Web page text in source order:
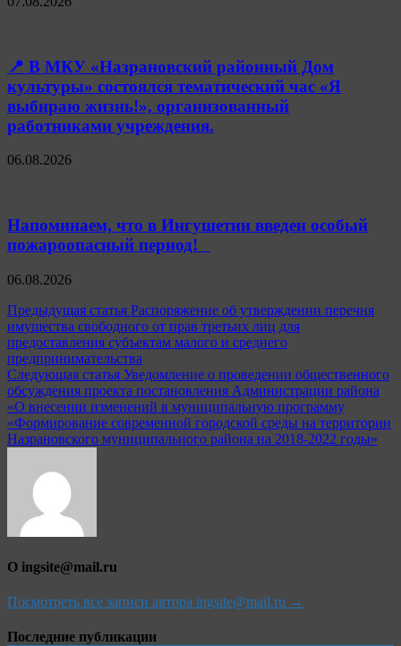
📍 В МКУ «Назрановский районный Дом
культуры» состоялся тематический час «Я
выбираю жизнь!», организованный
работниками учреждения.
06.08.2026
Напоминаем, что в Ингушетии введен особый
пожароопасный период!⁣⁣⠀
06.08.2026
Навигация
по
записям
Предыдущая статья Распоряжение об утверждении перечня
имущества свободного от прав третьих лиц для
предоставления субъектам малого и среднего
предпринимательства
Следующая статья Уведомление о проведении общественного
обсуждения проекта постановления Администрации района
«О внесении изменений в муниципальную программу
«Формирование современной городской среды на территории
Назрановского муниципального района на 2018-2022 годы»
О ingsite@mail.ru
Посмотреть все записи автора ingsite@mail.ru →
Последние публикации